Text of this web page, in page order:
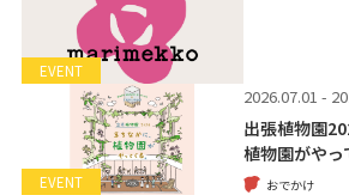
EVENT
EVENT
2026.07.01 -
出張植物園
植物園がや
おでかけ